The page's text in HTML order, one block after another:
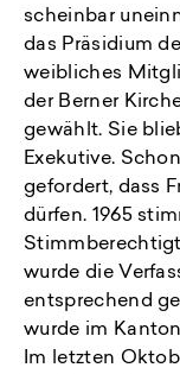
scheinbar
das Präsidium
weibliches
der Berner
gewählt. Sie
Exekutive.
gefordert, dass
dürfen. 1965
wurde die
entsprechend
wurde im
Im letzten